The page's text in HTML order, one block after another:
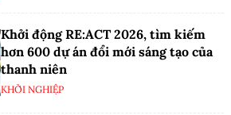
Khởi động RE:ACT 2026, tìm kiếm
hơn 600 dự án đổi mới sáng tạo của
thanh niên
KHỞI NGHIỆP